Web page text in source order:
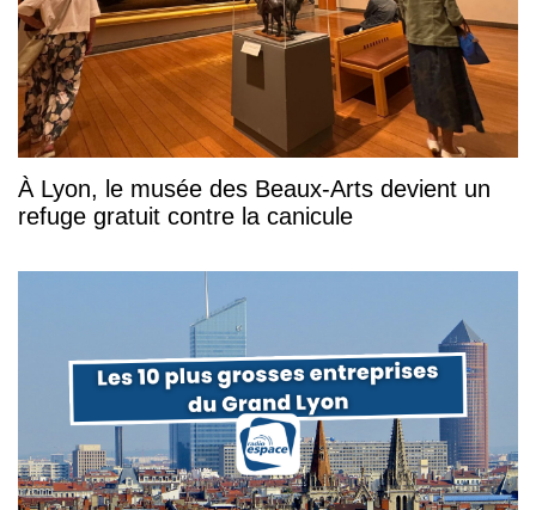
À Lyon, le musée des Beaux-Arts devient un
refuge gratuit contre la canicule